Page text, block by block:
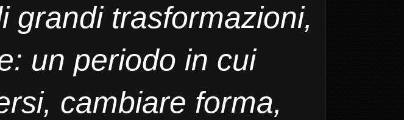
grandi trasformazioni,
un periodo in cui
cambiare forma,